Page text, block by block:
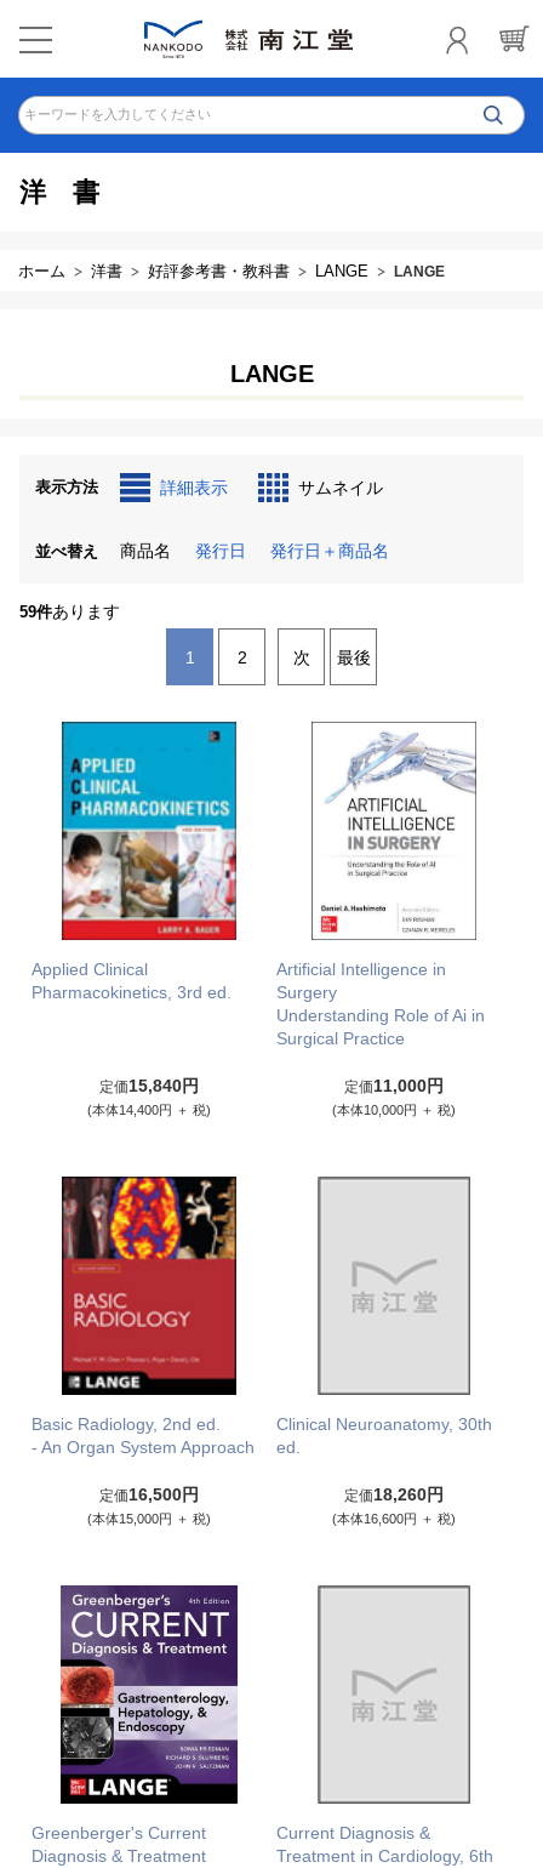
キーワードを入力してください
洋書
ホーム 洋書 好評参考書・教科書 LANGE LANGE
LANGE
表示方法 詳細表示 サムネイル
並べ替え 商品名 発行日 発行日＋商品名
59件あります
1 2 次 最後
Applied Clinical
Pharmacokinetics, 3rd ed.
定価15,840円
(本体14,400円 ＋ 税)
Artificial Intelligence in
Surgery
Understanding Role of Ai in
Surgical Practice
定価11,000円
(本体10,000円 ＋ 税)
Basic Radiology, 2nd ed.
- An Organ System Approach
定価16,500円
(本体15,000円 ＋ 税)
Clinical Neuroanatomy, 30th
ed.
定価18,260円
(本体16,600円 ＋ 税)
Greenberger's Current
Diagnosis & Treatment
Current Diagnosis &
Treatment in Cardiology, 6th